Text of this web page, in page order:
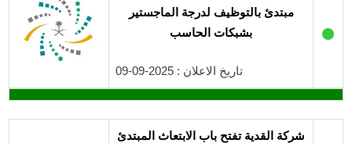
●
مبتدئ بالتوظيف لدرجة الماجستير
بشبكات الحاسب
تاريخ الاعلان : 2025-09-09
شركة القدية تفتح باب الابتعاث المبتدئ